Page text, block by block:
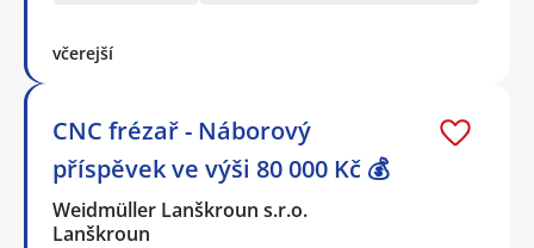
včerejší
CNC frézař - Náborový
příspěvek ve výši 80 000 Kč 💰
Weidmüller Lanškroun s.r.o.
Lanškroun